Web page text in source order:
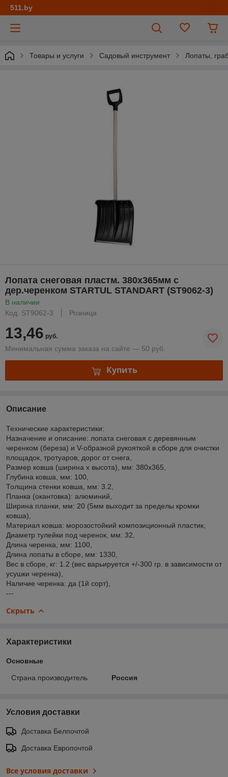
511.by
Товары и услуги Садовый инструмент Лопаты,
Лопата снеговая пластм. 380х365мм с
дер.черенком STARTUL STANDART (ST9062-3)
В наличии
Код: ST9062-3
Розница
13,46 руб.
Минимальная сумма заказа на сайте — 50 руб.
Купить
Описание
Технические характеристики:
Назначение и описание: лопата снеговая с деревянным
черенком (береза) и V-образной рукояткой в сборе для очистки
площадок, тротуаров, дорог от снега,
Размер ковша (ширина х высота), мм: 380х365,
Глубина ковша, мм: 100,
Толщина стенки ковша, мм: 3.2,
Планка (окантовка): алюминий,
Ширина планки, мм: 20 (5мм выходит за пределы кромки
ковша),
Материал ковша: морозостойкий композиционный пластик,
Диаметр тулейки под черенок, мм: 32,
Длина черенка, мм: 1100,
Длина лопаты в сборе, мм: 1330,
Вес в сборе, кг: 1.2 (вес варьируется +/-300 гр. в зависимости от
усушки черенка),
Наличие черенка: да (1й сорт),
---
Скрыть
Характеристики
Основные
Страна производитель Россия
Условия доставки
Доставка Белпочтой
Доставка Европочтой
Все условия доставки